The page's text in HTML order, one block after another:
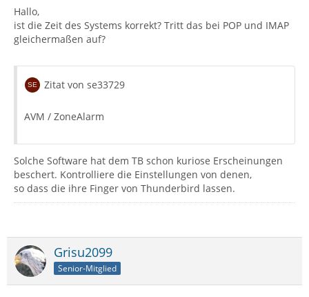
Hallo,
ist die Zeit des Systems korrekt? Tritt das bei POP und IMAP
gleichermaßen auf?
Zitat von se33729
AVM / ZoneAlarm
Solche Software hat dem TB schon kuriose Erscheinungen
beschert. Kontrolliere die Einstellungen von denen,
so dass die ihre Finger von Thunderbird lassen.
Grisu2099
Senior-Mitglied